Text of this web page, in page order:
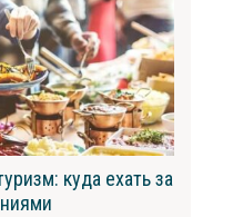
куда ехать за